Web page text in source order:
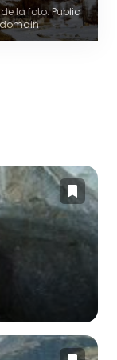
la foto: Public
domain